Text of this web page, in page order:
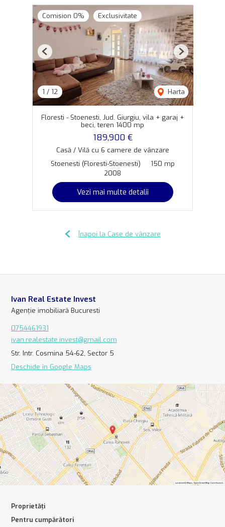
Comision 0% Exclusivitate
1 / 12 Harta
Previous Next
Floresti - Stoenesti, Jud. Giurgiu, vila + garaj +
beci, teren 1400 mp
189,900 €
Casă / Vilă cu 6 camere de vânzare
Stoenesti (Floresti-Stoenesti)
150 mp
2008
Vezi mai multe detalii
Înapoi la Case de vânzare
Ivan Real Estate Invest
Agenție imobiliară Bucuresti
0754461931
ivan.realestate.invest@gmail.com
Str. Intr. Cosmina 54-62, Sector 5
Deschide în Google Maps
Proprietăți
Pentru cumpărători